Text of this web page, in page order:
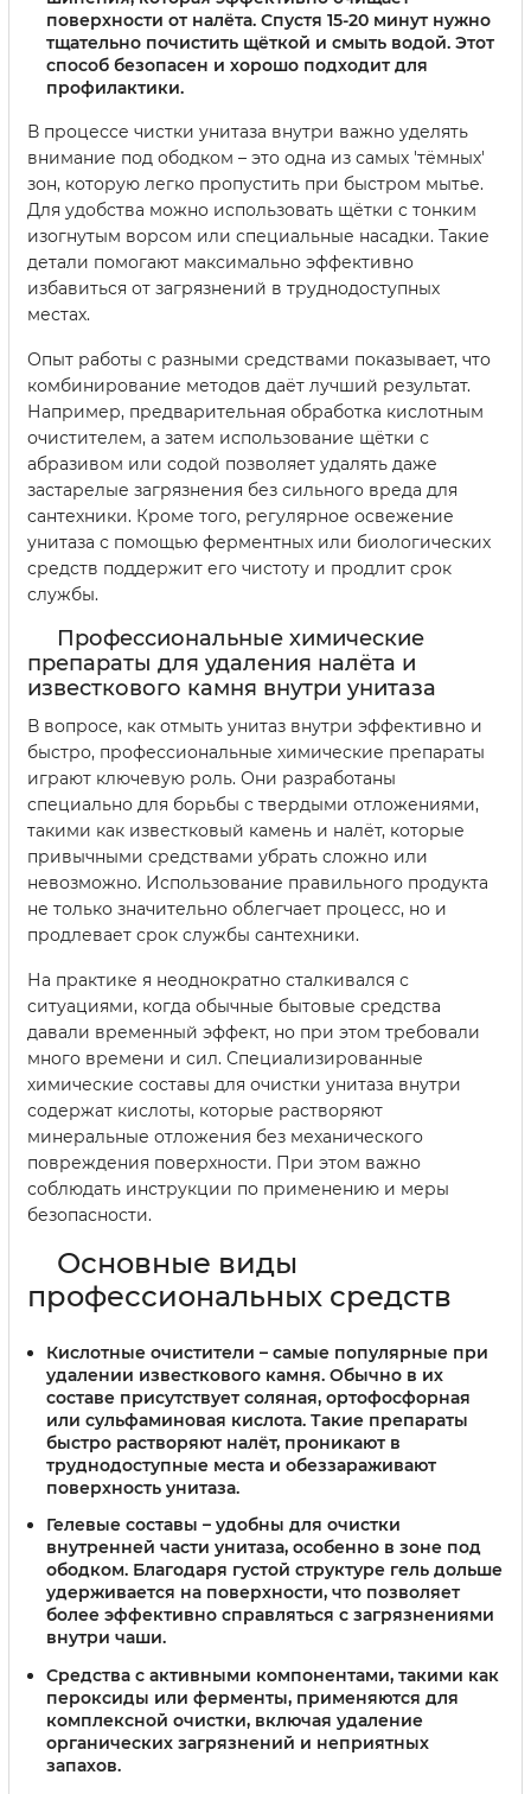
поверхности от налёта. Спустя 15-20 минут нужно
тщательно почистить щёткой и смыть водой. Этот
способ безопасен и хорошо подходит для
профилактики.
В процессе чистки унитаза внутри важно уделять
внимание под ободком – это одна из самых 'тёмных'
зон, которую легко пропустить при быстром мытье.
Для удобства можно использовать щётки с тонким
изогнутым ворсом или специальные насадки. Такие
детали помогают максимально эффективно
избавиться от загрязнений в труднодоступных
местах.
Опыт работы с разными средствами показывает, что
комбинирование методов даёт лучший результат.
Например, предварительная обработка кислотным
очистителем, а затем использование щётки с
абразивом или содой позволяет удалять даже
застарелые загрязнения без сильного вреда для
сантехники. Кроме того, регулярное освежение
унитаза с помощью ферментных или биологических
средств поддержит его чистоту и продлит срок
службы.
Профессиональные химические
препараты для удаления налёта и
известкового камня внутри унитаза
В вопросе, как отмыть унитаз внутри эффективно и
быстро, профессиональные химические препараты
играют ключевую роль. Они разработаны
специально для борьбы с твердыми отложениями,
такими как известковый камень и налёт, которые
привычными средствами убрать сложно или
невозможно. Использование правильного продукта
не только значительно облегчает процесс, но и
продлевает срок службы сантехники.
На практике я неоднократно сталкивался с
ситуациями, когда обычные бытовые средства
давали временный эффект, но при этом требовали
много времени и сил. Специализированные
химические составы для очистки унитаза внутри
содержат кислоты, которые растворяют
минеральные отложения без механического
повреждения поверхности. При этом важно
соблюдать инструкции по применению и меры
безопасности.
Основные виды
профессиональных средств
Кислотные очистители – самые популярные при
удалении известкового камня. Обычно в их
составе присутствует соляная, ортофосфорная
или сульфаминовая кислота. Такие препараты
быстро растворяют налёт, проникают в
труднодоступные места и обеззараживают
поверхность унитаза.
Гелевые составы – удобны для очистки
внутренней части унитаза, особенно в зоне под
ободком. Благодаря густой структуре гель дольше
удерживается на поверхности, что позволяет
более эффективно справляться с загрязнениями
внутри чаши.
Средства с активными компонентами, такими как
пероксиды или ферменты, применяются для
комплексной очистки, включая удаление
органических загрязнений и неприятных
запахов.